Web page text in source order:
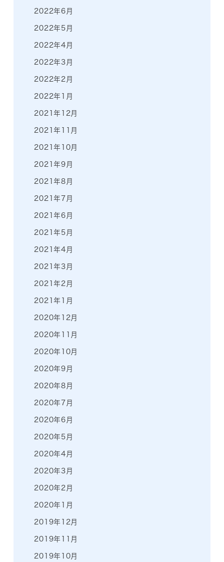
2022年6月
2022年5月
2022年4月
2022年3月
2022年2月
2022年1月
2021年12月
2021年11月
2021年10月
2021年9月
2021年8月
2021年7月
2021年6月
2021年5月
2021年4月
2021年3月
2021年2月
2021年1月
2020年12月
2020年11月
2020年10月
2020年9月
2020年8月
2020年7月
2020年6月
2020年5月
2020年4月
2020年3月
2020年2月
2020年1月
2019年12月
2019年11月
2019年10月